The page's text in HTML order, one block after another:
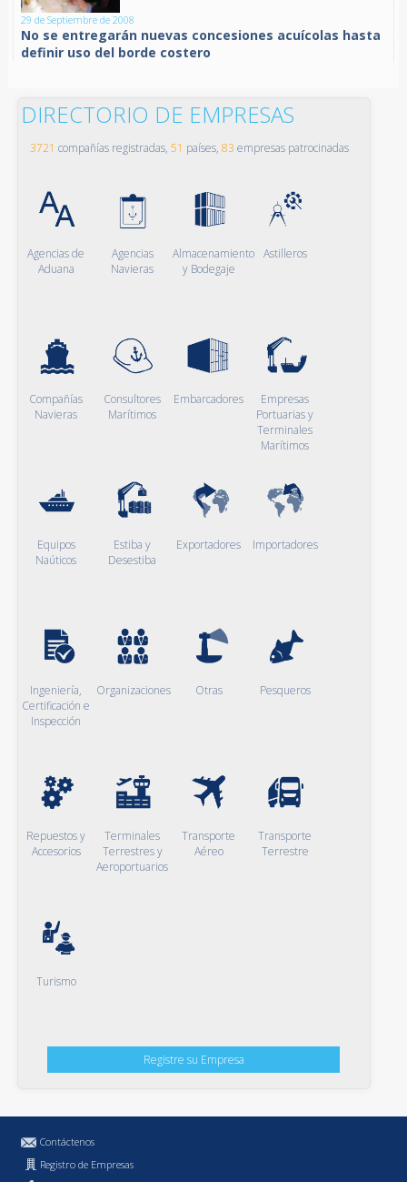
29 de Septiembre de 2008
No se entregarán nuevas concesiones acuícolas hasta
definir uso del borde costero
DIRECTORIO DE EMPRESAS
3721 compañías registradas, 51 países, 83 empresas patrocinadas
Agencias de
Aduana
Agencias
Navieras
Almacenamiento
y Bodegaje
Astilleros
Compañías
Navieras
Consultores
Marítimos
Embarcadores
Empresas
Portuarias y
Terminales
Marítimos
Equipos
Naúticos
Estiba y
Desestiba
Exportadores Importadores
Ingeniería,
Certificación e
Inspección
Organizaciones Otras Pesqueros
Repuestos y
Accesorios
Terminales
Terrestres y
Aeroportuarios
Transporte
Aéreo
Transporte
Terrestre
Turismo
Registre su Empresa
Contáctenos
Registro de Empresas